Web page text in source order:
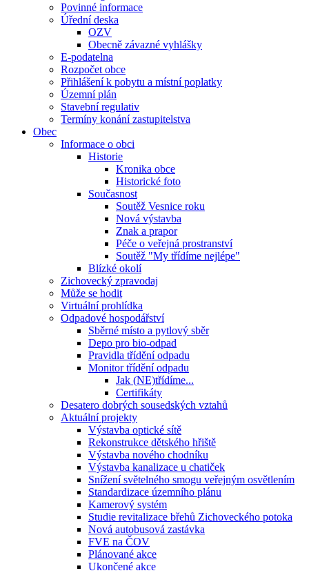
Povinné informace
Úřední deska
OZV
Obecně závazné vyhlášky
E-podatelna
Rozpočet obce
Přihlášení k pobytu a místní poplatky
Územní plán
Stavební regulativ
Termíny konání zastupitelstva
Obec
Informace o obci
Historie
Kronika obce
Historické foto
Současnost
Soutěž Vesnice roku
Nová výstavba
Znak a prapor
Péče o veřejná prostranství
Soutěž "My třídíme nejlépe"
Blízké okolí
Zichovecký zpravodaj
Může se hodit
Virtuální prohlídka
Odpadové hospodářství
Sběrné místo a pytlový sběr
Depo pro bio-odpad
Pravidla třídění odpadu
Monitor třídění odpadu
Jak (NE)třídíme...
Certifikáty
Desatero dobrých sousedských vztahů
Aktuální projekty
Výstavba optické sítě
Rekonstrukce dětského hřiště
Výstavba nového chodníku
Výstavba kanalizace u chatiček
Snížení světelného smogu veřejným osvětlením
Standardizace územního plánu
Kamerový systém
Studie revitalizace břehů Zichoveckého potoka
Nová autobusová zastávka
FVE na ČOV
Plánované akce
Ukončené akce